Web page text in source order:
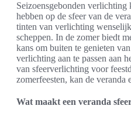
Seizoensgebonden
hebben op de sfeer van de
tinten van verlichting
scheppen. In de zomer biedt
kans om buiten te genieten
verlichting aan te passen aan
van sfeerverlichting voor
zomerfeesten, kan de veranda
Wat maakt een veranda